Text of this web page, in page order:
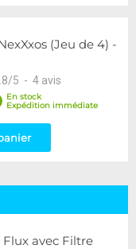
(Jeu de 4) -
/5 - 4 avis
En stock
Expédition immédiate
avec Filtre